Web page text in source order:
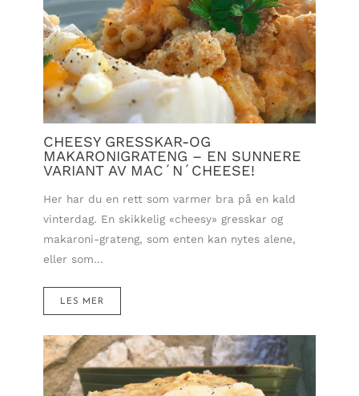
CHEESY GRESSKAR-OG
MAKARONIGRATENG – EN SUNNERE
VARIANT AV MAC´N´CHEESE!
Her har du en rett som varmer bra på en kald
vinterdag. En skikkelig «cheesy» gresskar og
makaroni-grateng, som enten kan nytes alene,
eller som…
LES MER